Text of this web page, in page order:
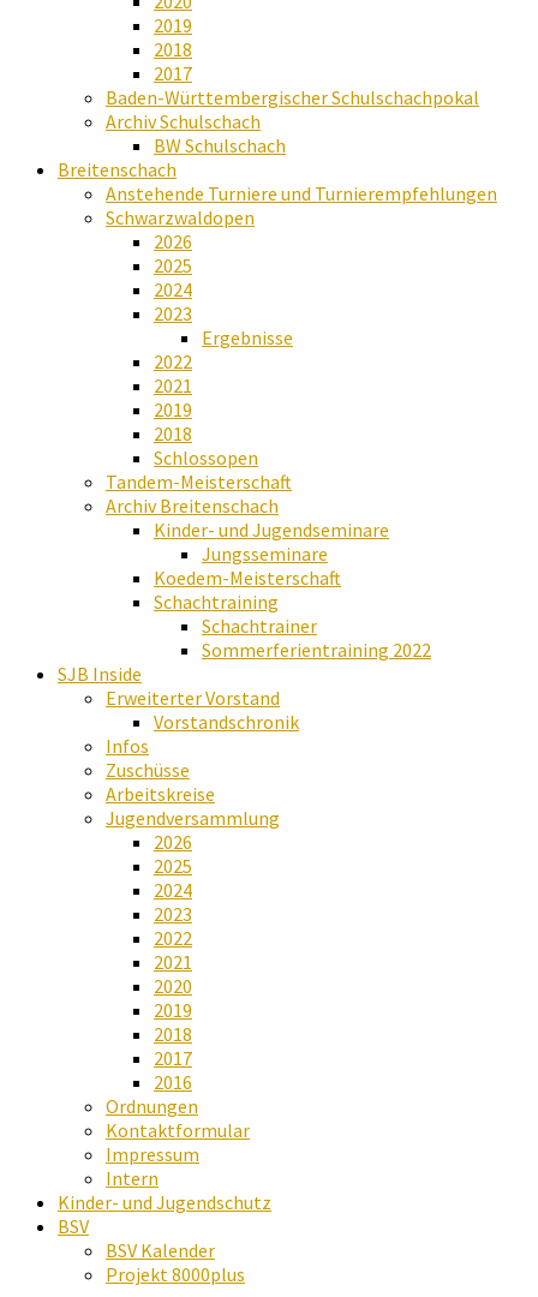
2019
2018
2017
Baden-Württembergischer Schulschachpokal
Archiv Schulschach
BW Schulschach
Breitenschach
Anstehende Turniere und Turnierempfehlungen
Schwarzwaldopen
2026
2025
2024
2023
Ergebnisse
2022
2021
2019
2018
Schlossopen
Tandem-Meisterschaft
Archiv Breitenschach
Kinder- und Jugendseminare
Jungsseminare
Koedem-Meisterschaft
Schachtraining
Schachtrainer
Sommerferientraining 2022
SJB Inside
Erweiterter Vorstand
Vorstandschronik
Infos
Zuschüsse
Arbeitskreise
Jugendversammlung
2026
2025
2024
2023
2022
2021
2020
2019
2018
2017
2016
Ordnungen
Kontaktformular
Impressum
Intern
Kinder- und Jugendschutz
BSV
BSV Kalender
Projekt 8000plus